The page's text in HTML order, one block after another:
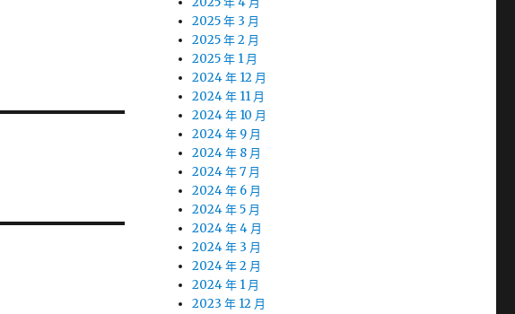
2025 年 3 月
2025 年 2 月
2025 年 1 月
2024 年 12 月
2024 年 11 月
2024 年 10 月
2024 年 9 月
2024 年 8 月
2024 年 7 月
2024 年 6 月
2024 年 5 月
2024 年 4 月
2024 年 3 月
2024 年 2 月
2024 年 1 月
2023 年 12 月